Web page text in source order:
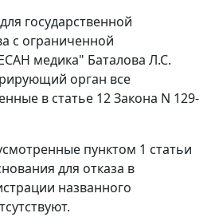
государственной
с ограниченной
медика" Баталова Л.С.
орган все
в статье 12 Закона N 129-
пунктом 1 статьи
для отказа в
названного